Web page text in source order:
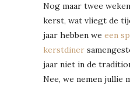
Nog maar twee
kerst, wat vliegt de
jaar hebben we een
kerstdiner
jaar niet in de
Nee, we nemen jullie